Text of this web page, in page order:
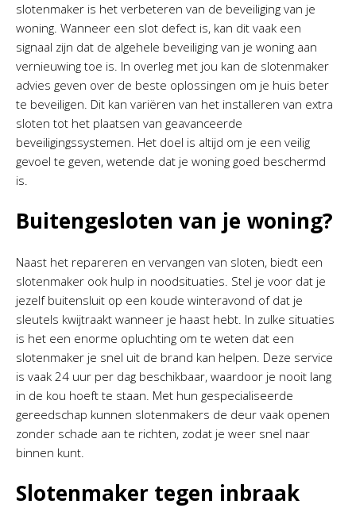
slotenmaker is het verbeteren van de beveiliging van je
woning. Wanneer een slot defect is, kan dit vaak een
signaal zijn dat de algehele beveiliging van je woning aan
vernieuwing toe is. In overleg met jou kan de slotenmaker
advies geven over de beste oplossingen om je huis beter
te beveiligen. Dit kan variëren van het installeren van extra
sloten tot het plaatsen van geavanceerde
beveiligingssystemen. Het doel is altijd om je een veilig
gevoel te geven, wetende dat je woning goed beschermd
is.
Buitengesloten van je woning?
Naast het repareren en vervangen van sloten, biedt een
slotenmaker ook hulp in noodsituaties. Stel je voor dat je
jezelf buitensluit op een koude winteravond of dat je
sleutels kwijtraakt wanneer je haast hebt. In zulke situaties
is het een enorme opluchting om te weten dat een
slotenmaker je snel uit de brand kan helpen. Deze service
is vaak 24 uur per dag beschikbaar, waardoor je nooit lang
in de kou hoeft te staan. Met hun gespecialiseerde
gereedschap kunnen slotenmakers de deur vaak openen
zonder schade aan te richten, zodat je weer snel naar
binnen kunt.
Slotenmaker tegen inbraak